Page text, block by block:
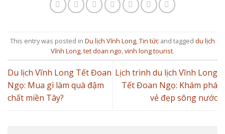
This entry was posted in Du lịch Vĩnh Long Tin tức and tagged du lịch
Vĩnh Long tet doan ngo vinh long tourist.
Du lịch Vĩnh Long Tết Đoan
Ngọ: Mua gì làm quà đậm
chất miền Tây?
Lịch trình du lịch Vĩnh Long
Tết Đoan Ngọ: Khám phá
vẻ đẹp sông nước